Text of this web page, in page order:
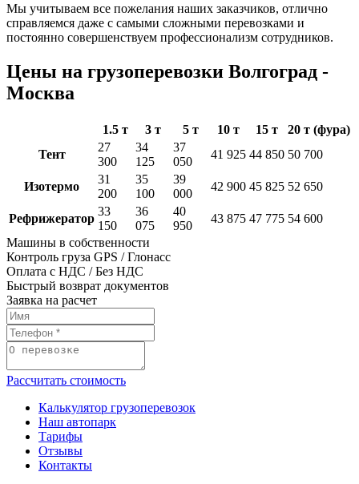
Мы учитываем все пожелания наших заказчиков, отлично
справляемся даже с самыми сложными перевозками и
постоянно совершенствуем профессионализм сотрудников.
Цены на грузоперевозки Волгоград -
Москва
1.5 т 3 т 5 т 10 т 15 т
20 т (фура)
Тент
27
300
34
125
37
050
41 925 44 850 50 700
Изотермо
31
200
35
100
39
000
42 900 45 825 52 650
Рефрижератор
33
150
36
075
40
950
43 875 47 775 54 600
Машины в собственности
Контроль груза GPS / Глонасс
Оплата с НДС / Без НДС
Быстрый возврат документов
Заявка на расчет
Рассчитать стоимость
Калькулятор грузоперевозок
Наш автопарк
Тарифы
Отзывы
Контакты